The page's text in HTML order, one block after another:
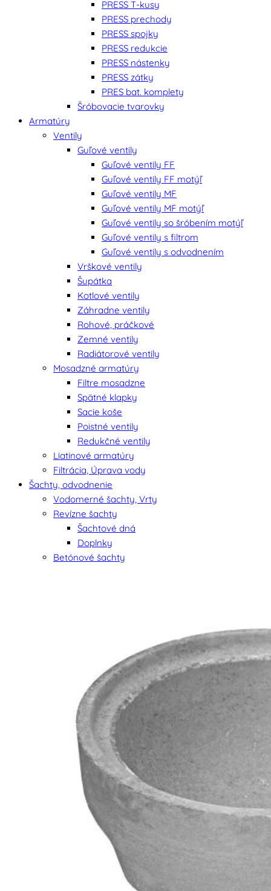
PRESS T-kusy
PRESS prechody
PRESS spojky
PRESS redukcie
PRESS nástenky
PRESS zátky
PRES bat. komplety
Šróbovacie tvarovky
Armatúry
Ventily
Guľové ventily
Guľové ventily FF
Guľové ventily FF motýľ
Guľové ventily MF
Guľové ventily MF motýľ
Guľové ventily so šróbením motýľ
Guľové ventily s filtrom
Guľové ventily s odvodnením
Vrškové ventily
Šupátka
Kotlové ventily
Záhradne ventily
Rohové, práčkové
Zemné ventily
Radiátorové ventily
Mosadzné armatúry
Filtre mosadzne
Spätné klapky
Sacie koše
Poistné ventily
Redukčné ventily
Liatinové armatúry
Filtrácia, Úprava vody
Šachty, odvodnenie
Vodomerné šachty, Vrty
Revízne šachty
Šachtové dná
Doplnky
Betónové šachty